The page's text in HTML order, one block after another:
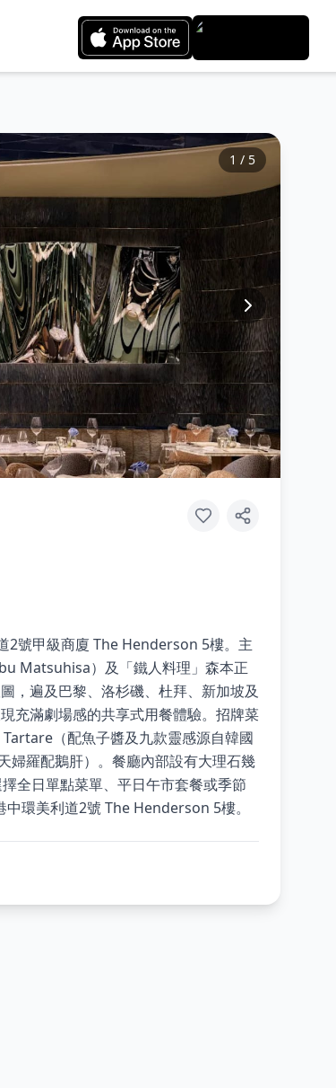
1 / 5
2號甲級商廈 The Henderson 5樓。主
Matsuhisa）及「鐵人料理」森本正
遍及巴黎、洛杉磯、杜拜、新加坡及
充滿劇場感的共享式用餐體驗。招牌菜
（配魚子醬及九款靈感源自韓國
羅配鵝肝）。餐廳內部設有大理石幾
全日單點菜單、平日午市套餐或季節
環美利道2號 The Henderson 5樓。